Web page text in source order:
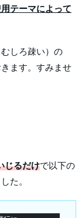
テーマによって
しろ疎い）の
ます。すみませ
じるだけで以下の
た。